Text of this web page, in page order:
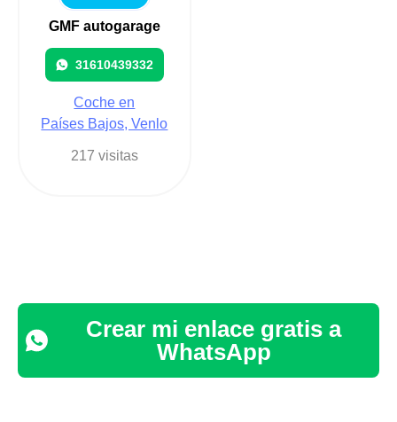
GMF autogarage
31610439332
Coche en
Países Bajos, Venlo
217 visitas
Crear mi enlace gratis a
WhatsApp